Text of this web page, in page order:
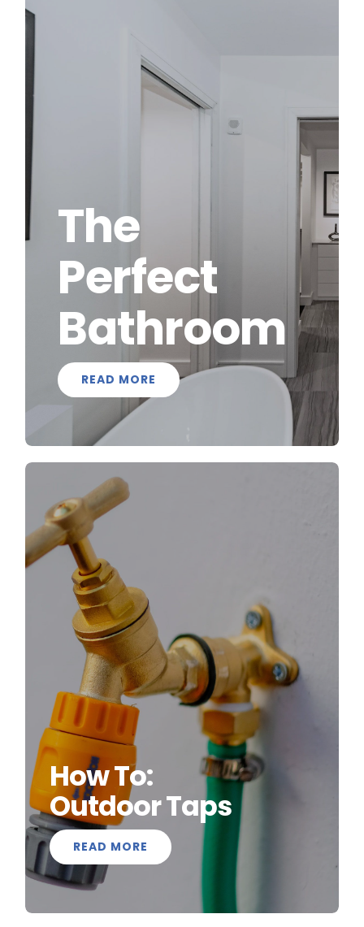
The
Perfect
Bathroom
READ MORE
How To:
Outdoor Taps
READ MORE